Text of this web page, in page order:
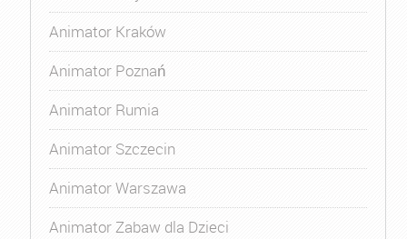
Animator Kraków
Animator Poznań
Animator Rumia
Animator Szczecin
Animator Warszawa
Animator Zabaw dla Dzieci